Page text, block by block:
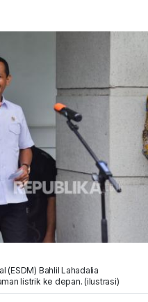
(ESDM) Bahlil Lahadalia
listrik ke depan. (ilustrasi)